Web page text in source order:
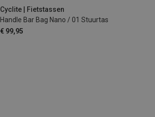
Cyclite | Fietstassen
Handle Bar Bag Nano / 01 Stuurtas
€ 99,95